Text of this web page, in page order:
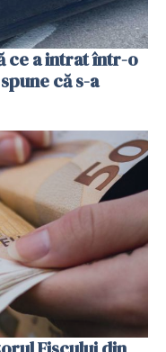
ce a intrat într-o
că s-a